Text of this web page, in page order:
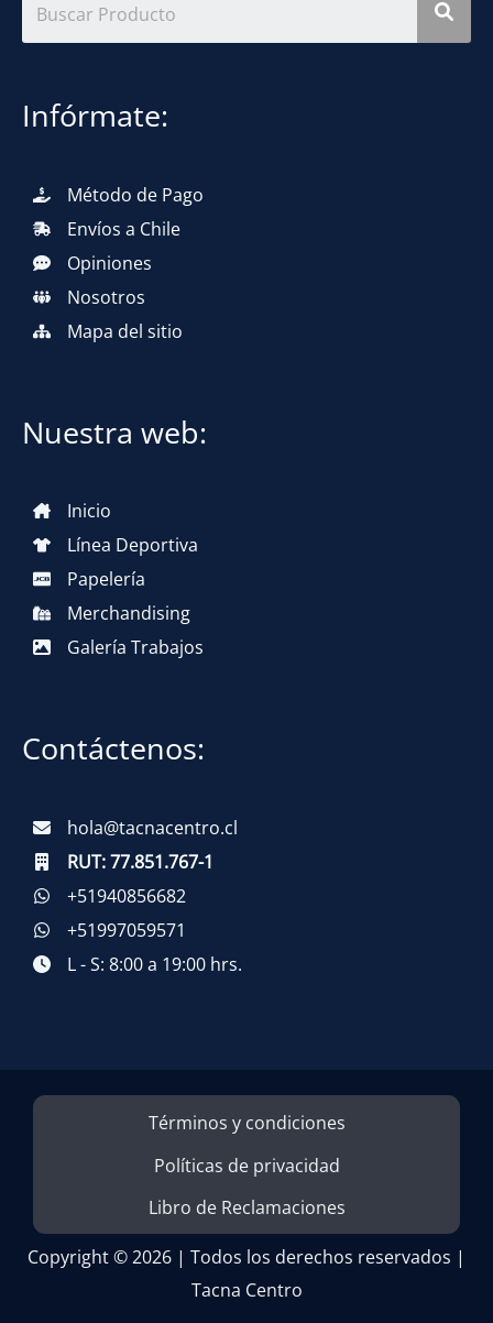
Infórmate:
Método de Pago
Envíos a Chile
Opiniones
Nosotros
Mapa del sitio
Nuestra web:
Inicio
Línea Deportiva
Papelería
Merchandising
Galería Trabajos
Contáctenos:
hola@tacnacentro.cl
RUT:77.851.767-1
+51940856682
+51997059571
L - S: 8:00 a 19:00 hrs.
Términos y condiciones
Políticas de privacidad
Libro de Reclamaciones
Copyright © 2026 | Todos los derechos reservados |
Tacna Centro